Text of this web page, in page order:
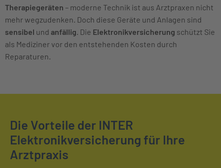
Therapiegeräten – moderne Technik ist aus Arztpraxen nicht
mehr wegzudenken. Doch diese Geräte und Anlagen sind
sensibel und anfällig . Die Elektronikversicherung schützt Sie
als Mediziner vor den entstehenden Kosten durch
Reparaturen.
Die Vorteile der INTER
Elektronikversicherung für Ihre
Arztpraxis